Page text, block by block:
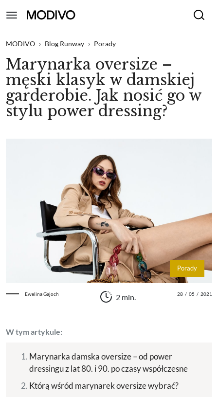
MODIVO › Blog Runway › Porady
Marynarka oversize –
męski klasyk w damskiej
garderobie. Jak nosić go w
stylu power dressing?
Porady
Ewelina Gajoch 2 min. 28 / 05 / 2021
W tym artykule:
Marynarka damska oversize – od power
dressingu z lat 80. i 90. po czasy współczesne
Którą wśród marynarek oversize wybrać?